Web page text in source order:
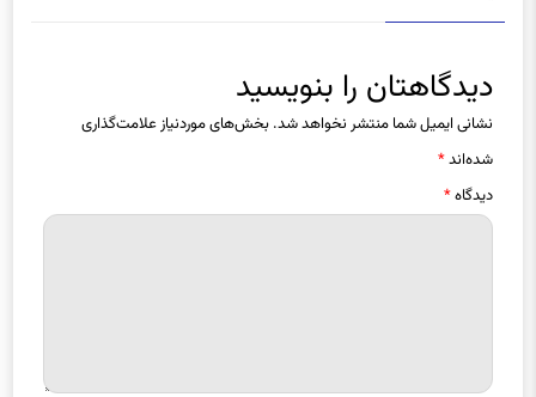
نشانی ایمیل شما منتشر نخواهد شد.بخش‌های موردنیاز علامت‌گذاری
شده‌اند*
دیدگاه*